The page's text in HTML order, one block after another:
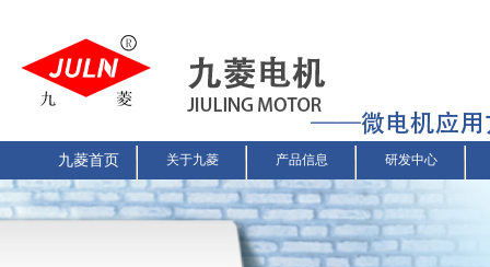
九菱首页 关于九菱 产品信息 研发中心